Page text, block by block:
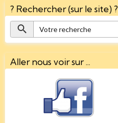
? Rechercher (sur le site) ?
Aller nous voir sur ...